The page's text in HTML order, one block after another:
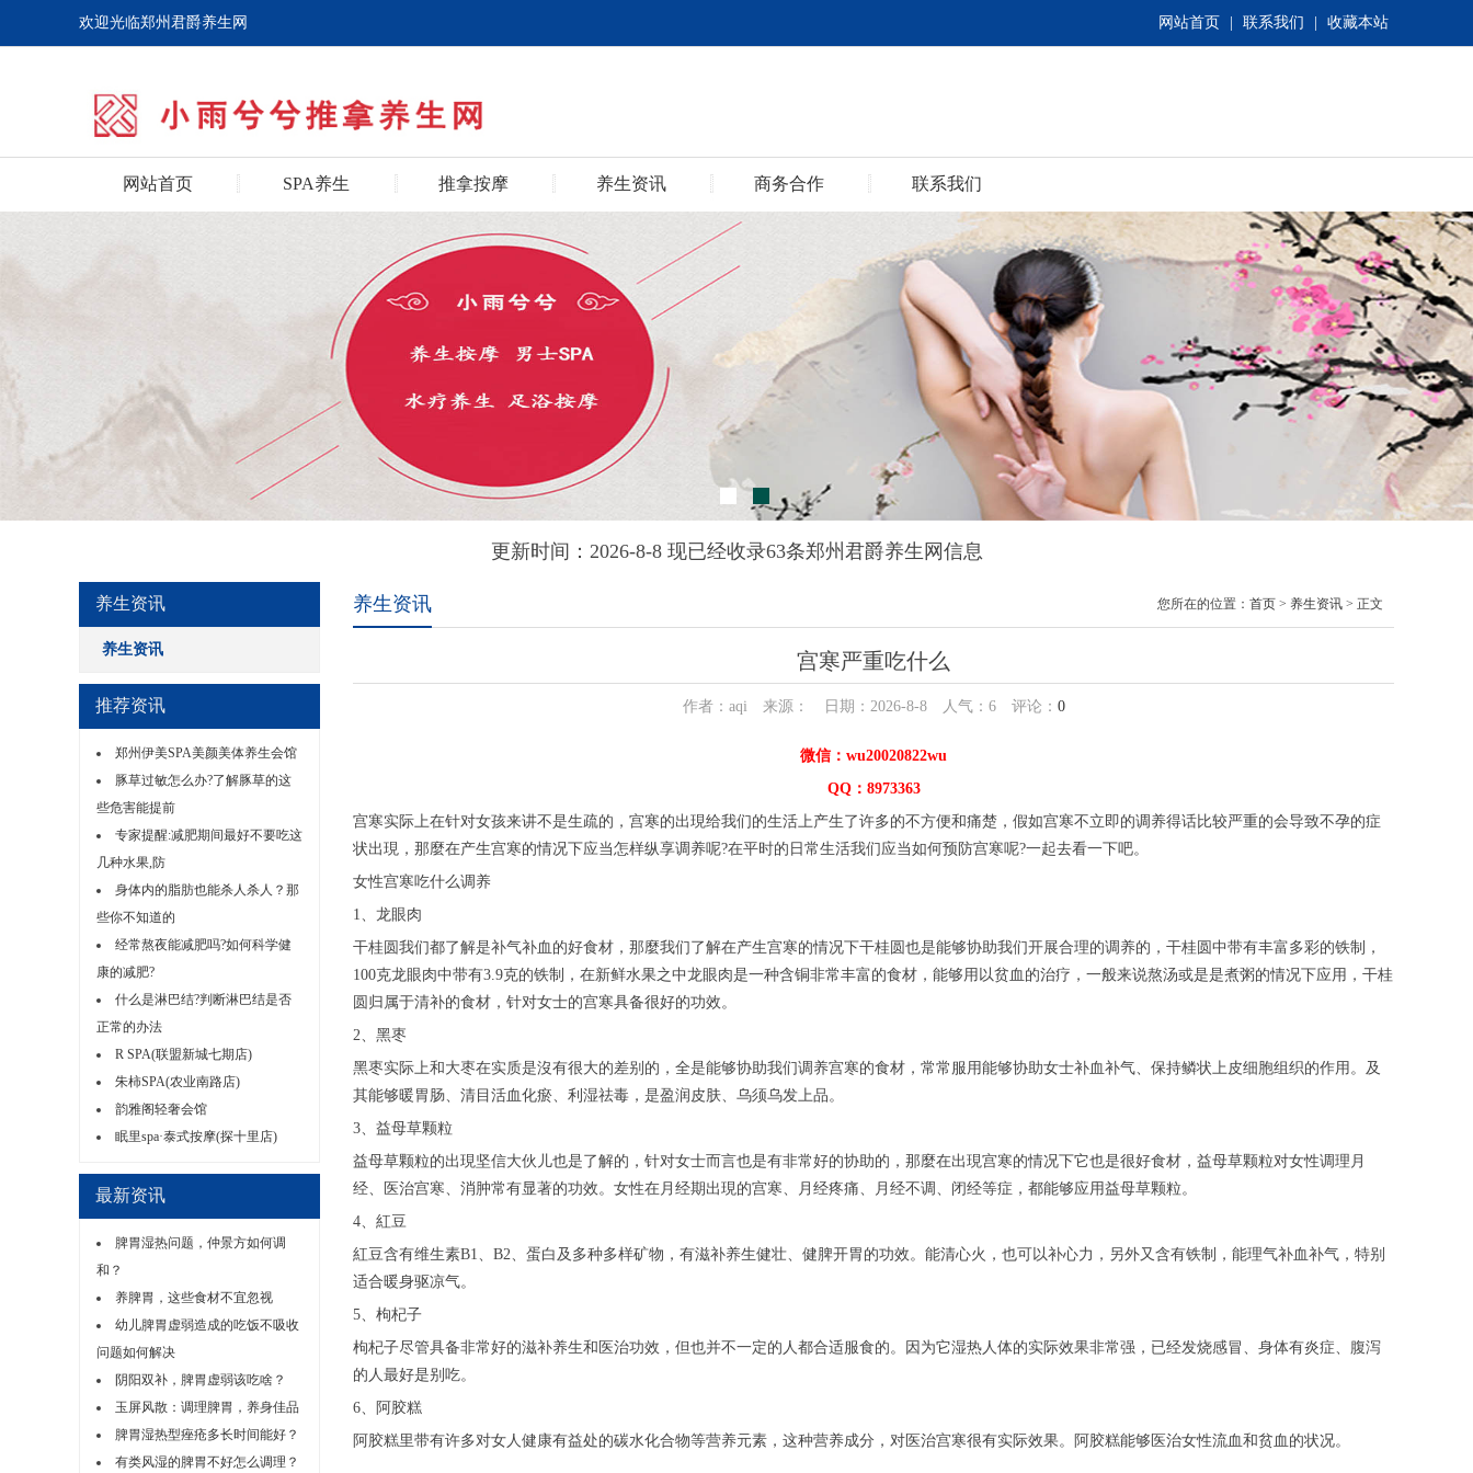
网站首页 联系我们 收藏本站
欢迎光临郑州君爵养生网
网站首页 SPA养生 推拿按摩 养生资讯 商务合作 联系我们
更新时间：2026-8-8 现已经收录63条郑州君爵养生网信息
养生资讯
养生资讯
推荐资讯
郑州伊美SPA美颜美体养生会馆
豚草过敏怎么办?了解豚草的这
些危害能提前
专家提醒:减肥期间最好不要吃这
几种水果,防
身体内的脂肪也能杀人杀人？那
些你不知道的
经常熬夜能减肥吗?如何科学健
康的减肥?
什么是淋巴结?判断淋巴结是否
正常的办法
R SPA(联盟新城七期店)
朱柿SPA(农业南路店)
韵雅阁轻奢会馆
眠里spa·泰式按摩(探十里店)
最新资讯
脾胃湿热问题，仲景方如何调
和？
养脾胃，这些食材不宜忽视
幼儿脾胃虚弱造成的吃饭不吸收
问题如何解决
阴阳双补，脾胃虚弱该吃啥？
玉屏风散：调理脾胃，养身佳品
脾胃湿热型痤疮多长时间能好？
有类风湿的脾胃不好怎么调理？
养生资讯 您所在的位置： 首页 > 养生资讯 > 正文
宫寒严重吃什么
作者：aqi 来源： 日期：2026-8-8 人气： 6评论： 0
微信：wu20020822wu
QQ：8973363
宫寒实际上在针对女孩来讲不是生疏的，宫寒的出現给我们的生活上产生了许多的不方便和痛楚，假如宫寒不立即的调养得话比较严重的会导致不孕的症
状出現，那麼在产生宫寒的情况下应当怎样纵享调养呢?在平时的日常生活我们应当如何预防宫寒呢?一起去看一下吧。
女性宫寒吃什么调养
1、龙眼肉
干桂圆我们都了解是补气补血的好食材，那麼我们了解在产生宫寒的情况下干桂圆也是能够协助我们开展合理的调养的，干桂圆中带有丰富多彩的铁制，
100克龙眼肉中带有3.9克的铁制，在新鲜水果之中龙眼肉是一种含铜非常丰富的食材，能够用以贫血的治疗，一般来说熬汤或是是煮粥的情况下应用，干桂
圆归属于清补的食材，针对女士的宫寒具备很好的功效。
2、黑枣
黑枣实际上和大枣在实质是沒有很大的差别的，全是能够协助我们调养宫寒的食材，常常服用能够协助女士补血补气、保持鳞状上皮细胞组织的作用。及
其能够暖胃肠、清目活血化瘀、利湿祛毒，是盈润皮肤、乌须乌发上品。
3、益母草颗粒
益母草颗粒的出現坚信大伙儿也是了解的，针对女士而言也是有非常好的协助的，那麼在出現宫寒的情况下它也是很好食材，益母草颗粒对女性调理月
经、医治宫寒、消肿常有显著的功效。女性在月经期出現的宫寒、月经疼痛、月经不调、闭经等症，都能够应用益母草颗粒。
4、紅豆
紅豆含有维生素B1、B2、蛋白及多种多样矿物，有滋补养生健壮、健脾开胃的功效。能清心火，也可以补心力，另外又含有铁制，能理气补血补气，特别
适合暖身驱凉气。
5、枸杞子
枸杞子尽管具备非常好的滋补养生和医治功效，但也并不一定的人都合适服食的。因为它湿热人体的实际效果非常强，已经发烧感冒、身体有炎症、腹泻
的人最好是别吃。
6、阿胶糕
阿胶糕里带有许多对女人健康有益处的碳水化合物等营养元素，这种营养成分，对医治宫寒很有实际效果。阿胶糕能够医治女性流血和贫血的状况。